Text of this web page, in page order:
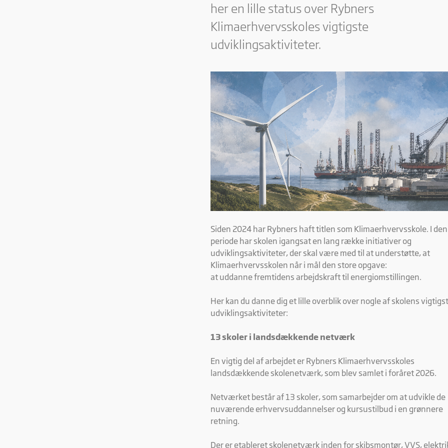
her en lille status over Rybners
Klimaerhvervsskoles vigtigste
udviklingsaktiviteter.
Siden 2024 har Rybners haft titlen som Klimaerhvervsskole. I den
periode har skolen igangsat en lang række initiativer og
udviklingsaktiviteter, der skal være med til at understøtte, at
Klimaerhvervsskolen når i mål den store opgave:
at uddanne fremtidens arbejdskraft til energiomstillingen.
Her kan du danne dig et lille overblik over nogle af skolens
udviklingsaktiviteter:
13 skoler i landsdækkende netværk
En vigtig del af arbejdet er Rybners Klimaerhvervsskoles
landsdækkende skolenetværk, som blev samlet i foråret 2026.
Netværket består af 13 skoler, som samarbejder om at udvikle de
nuværende erhvervsuddannelser og kursustilbud i en grønnere
retning.
Der er etableret skolenetværk inden for skibsmontør, VVS,